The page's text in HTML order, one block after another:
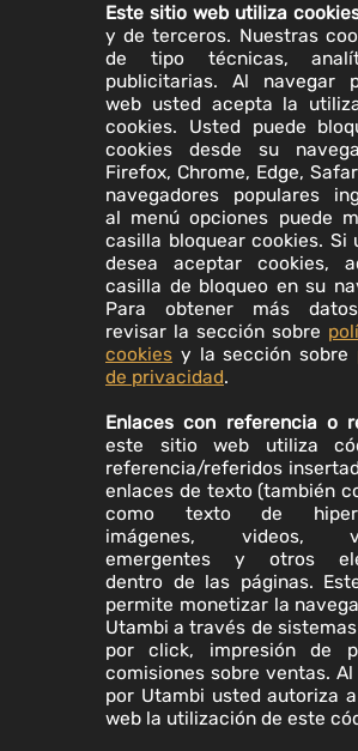
Este sitio web utiliza
y de terceros. Nuestras
de tipo técnicas,
publicitarias. Al navegar
web usted acepta la
cookies. Usted puede
cookies desde su
Firefox, Chrome, Edge,
navegadores populares
al menú opciones puede
casilla bloquear cookies. Si
desea aceptar cookies,
casilla de bloqueo en su
Para obtener más
revisar la sección sobre
cookies y la sección sobre
de privacidad.
Enlaces con referencia o
este sitio web utiliza
referencia/referidos
enlaces de texto (también
como texto de
imágenes, videos,
emergentes y otros
dentro de las páginas.
permite monetizar la
Utambi a través de
por click, impresión de
comisiones sobre ventas.
por Utambi usted autoriza
web la utilización de este